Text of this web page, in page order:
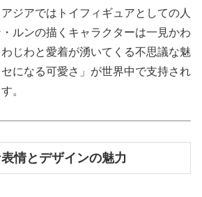
ジアではトイフィギュアとしての人
ルンの描くキャラクターは一見かわ
じわと愛着が湧いてくる不思議な魅
になる可愛さ」が世界中で支持され
。
情とデザインの魅力